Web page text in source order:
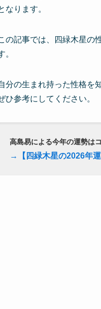
なります。
の記事では、四緑木星の
。
分の生まれ持った性格を
ひ参考にしてください。
高島易による今年の運勢は
→【四緑木星の2026年運